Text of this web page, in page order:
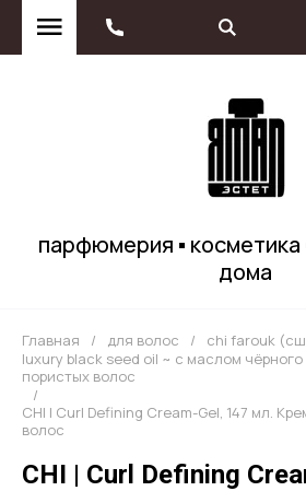
парфюмерия ▪ косметика
дома
Главная / для волос / chi farouk
luxury black seed oil ~ с маслом чёрного
пористых волос
/
CHI | Curl Defining Cream-Gel, 147 мл.
волос
CHI | Curl Defining